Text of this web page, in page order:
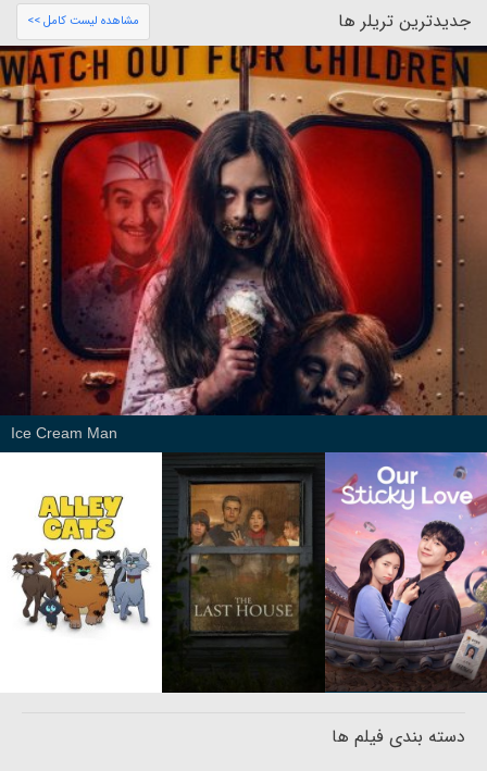
جدیدترین تریلر ها مشاهده لیست کامل >>
Ice Cream Man
دسته بندی فیلم ها